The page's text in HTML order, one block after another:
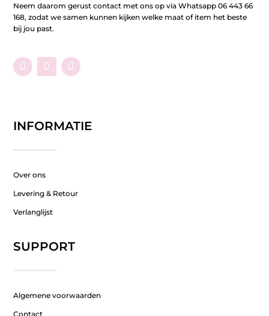
Neem daarom gerust contact met ons op via Whatsapp 06 443 66
168, zodat we samen kunnen kijken welke maat of item het beste
bij jou past.
INFORMATIE
Over ons
Levering & Retour
Verlanglijst
SUPPORT
Algemene voorwaarden
Contact